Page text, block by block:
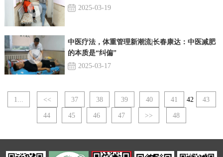
2025-03-19
中医疗法，体重管理新潮流|长春康达：中医减肥
的本质是“纠偏”
2025-03-17
1... << 37 38 39 40 41 42 43
44 45 46 47 >> 48